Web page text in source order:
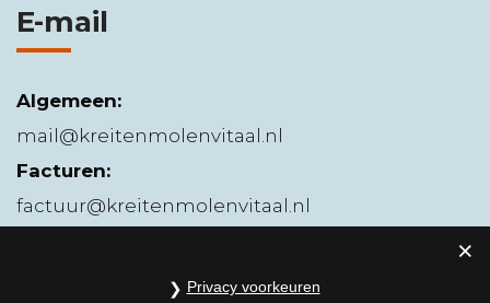
E-mail
Algemeen:
mail@kreitenmolenvitaal.nl
Facturen:
factuur@kreitenmolenvitaal.nl
Privacy voorkeuren